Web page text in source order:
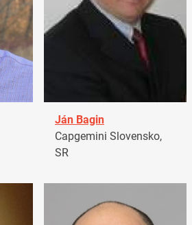
Ján Bagin
Capgemini Slovensko,
SR